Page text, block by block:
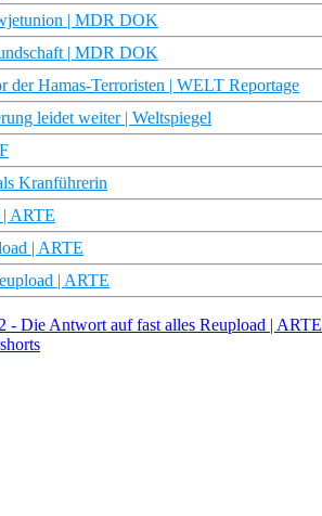
| MDR DOK
| MDR DOK
Hamas-Terroristen | WELT Reportage
leidet weiter | Weltspiegel
Kranführerin
| ARTE
| ARTE
| ARTE
- Die Antwort auf fast alles Reupload | ARTE